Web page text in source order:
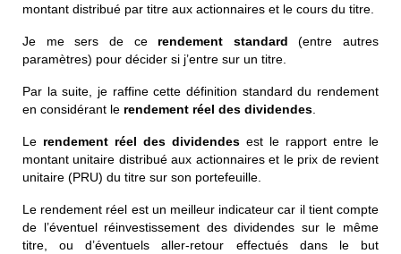
montant distribué par titre aux actionnaires et le cours du titre.
Je me sers de ce rendement standard (entre autres
paramètres) pour décider si j’entre sur un titre.
Par la suite, je raffine cette définition standard du rendement
en considérant le rendement réel des dividendes
Le rendement réel des dividendes est le rapport entre le
montant unitaire distribué aux actionnaires et le prix de revient
unitaire (PRU) du titre sur son portefeuille.
Le rendement réel est un meilleur indicateur car il tient compte
de l’éventuel réinvestissement des dividendes sur le même
titre, ou d’éventuels aller-retour effectués dans le but